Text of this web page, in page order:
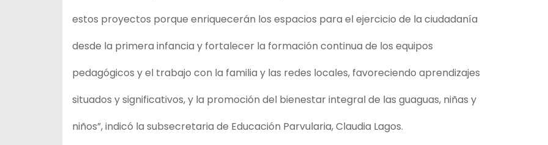
estos proyectos porque enriquecerán los espacios para el ejercicio de la ciudadanía
desde la primera infancia y fortalecer la formación continua de los equipos
pedagógicos y el trabajo con la familia y las redes locales, favoreciendo aprendizajes
situados y significativos, y la promoción del bienestar integral de las guaguas, niñas y
niños”, indicó la subsecretaria de Educación Parvularia, Claudia Lagos.